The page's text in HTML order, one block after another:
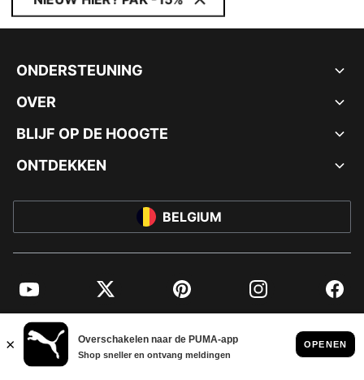
ONDERSTEUNING
OVER
BLIJF OP DE HOOGTE
ONTDEKKEN
BELGIUM
YouTube Twitter Pinterest Instagram
© PUMA EUROPE GMBH, 2026. ALLE RECHTEN VOORBEHOUDEN
BEDRIJFSGEGEVENS EN JURIDISCHE GEGEVENS